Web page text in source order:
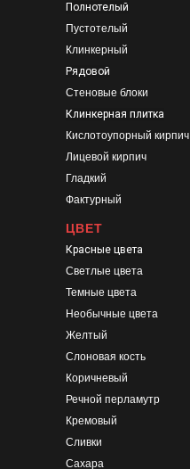
ЦВЕТ
Красные цвета
Светлые цвета
Темные цвета
Необычные цвета
Желтый
Слоновая кость
Коричневый
Речной перламутр
Кремовый
Сливки
Сахара
Полнотелый
Пустотелый
Клинкерный
Рядовой
Стеновые блоки
Клинкерная плитка
Кислотоупорный кирпич
Лицевой кирпич
Гладкий
Фактурный